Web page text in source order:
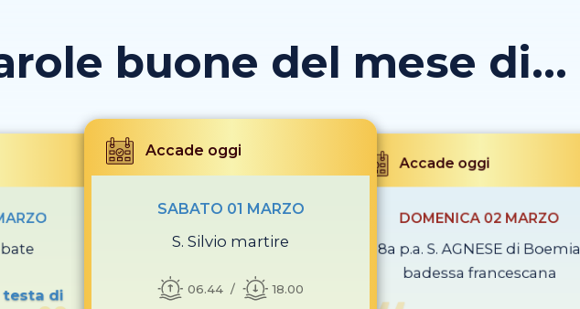
buone del mese di...
testa di
Accade oggi
SABATO 01 MARZO
S. Silvio martire
06.44 18.00
Accade oggi
DOMENICA 02 MARZO
8a p.a. S. AGNESE di Boemia
badessa francescana